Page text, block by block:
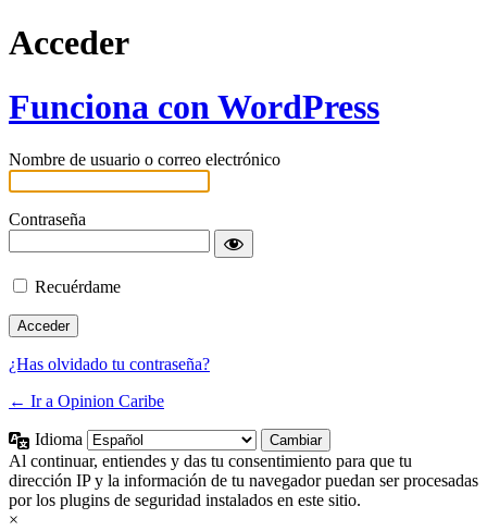
Acceder
Funciona con WordPress
Nombre de usuario o correo electrónico
Contraseña
Recuérdame
¿Has olvidado tu contraseña?
← Ir a Opinion Caribe
Idioma
Al continuar, entiendes y das tu consentimiento para que tu
dirección IP y la información de tu navegador puedan ser procesadas
por los plugins de seguridad instalados en este sitio.
×